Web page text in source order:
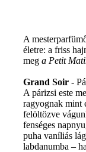
A
életre: a friss
meg a Petit
Grand Soir -
A párizsi este
ragyognak mint
felöltözve
fenséges
puha vaníliás
labdanumba –